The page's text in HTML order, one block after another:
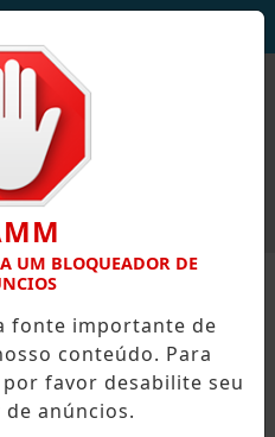
UM BLOQUEADOR DE
fonte importante de
conteúdo. Para
favor desabilite seu
anúncios.